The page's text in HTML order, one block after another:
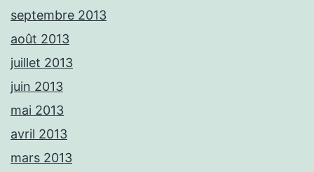
septembre 2013
août 2013
juillet 2013
juin 2013
mai 2013
avril 2013
mars 2013